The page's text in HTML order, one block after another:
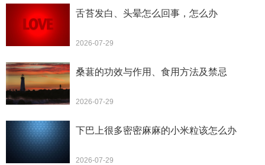
舌苔发白、头晕怎么回事，怎么办
2026-07-29
桑葚的功效与作用、食用方法及禁忌
2026-07-29
下巴上很多密密麻麻的小米粒该怎么办
2026-07-29